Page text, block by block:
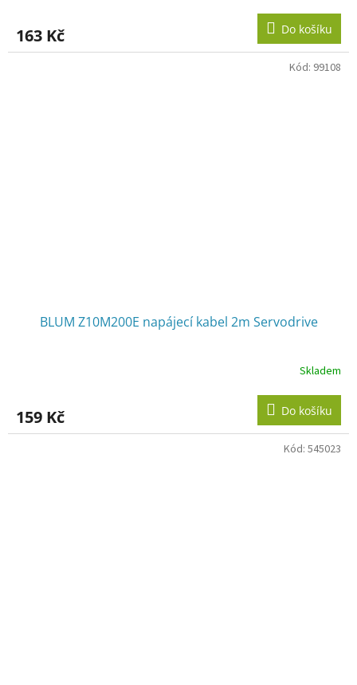
163 Kč Do košíku
BLUM Z10M200E napájecí kabel 2m Servodrive
Skladem
159 Kč Do košíku
Kód: 99108
Kód: 545023